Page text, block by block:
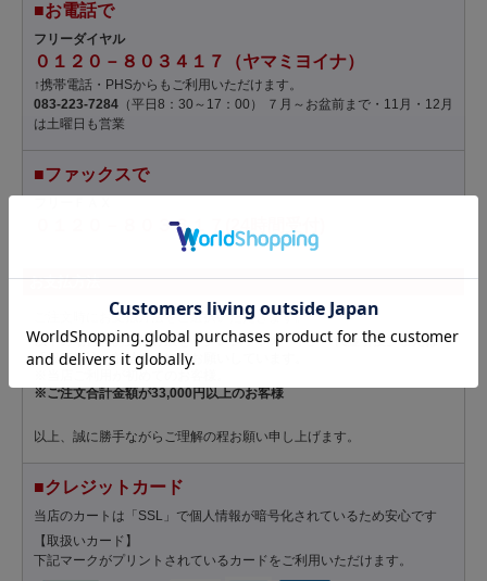
■お電話で
フリーダイヤル
０１２０－８０３４１７（ヤマミヨイナ）
↑携帯電話・PHSからもご利用いただけます。
083-223-7284 （平日8：30～17：00） ７月～お盆前まで・11月・12月
は土曜日も営業
■ファックスで
０１２０－８０３６１７(24時間受付)
お支払方法
ご注文時にお支払方法をご選択いただきます。
以下の場合、お支払方法を「クレジットカード」「代金引換」または
「銀行振込・前払い」にてお願いしています。
※ご注文合計金額が33,000円以上のお客様
以上、誠に勝手ながらご理解の程お願い申し上げます。
■クレジットカード
当店のカートは「SSL」で個人情報が暗号化されているため安心です
【取扱いカード】
下記マークがプリントされているカードをご利用いただけます。